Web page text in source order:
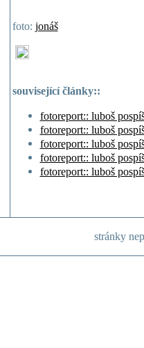
foto: jonáš
související články::
fotoreport:: luboš
fotoreport:: luboš
fotoreport:: luboš
fotoreport:: luboš
fotoreport:: luboš
stránky